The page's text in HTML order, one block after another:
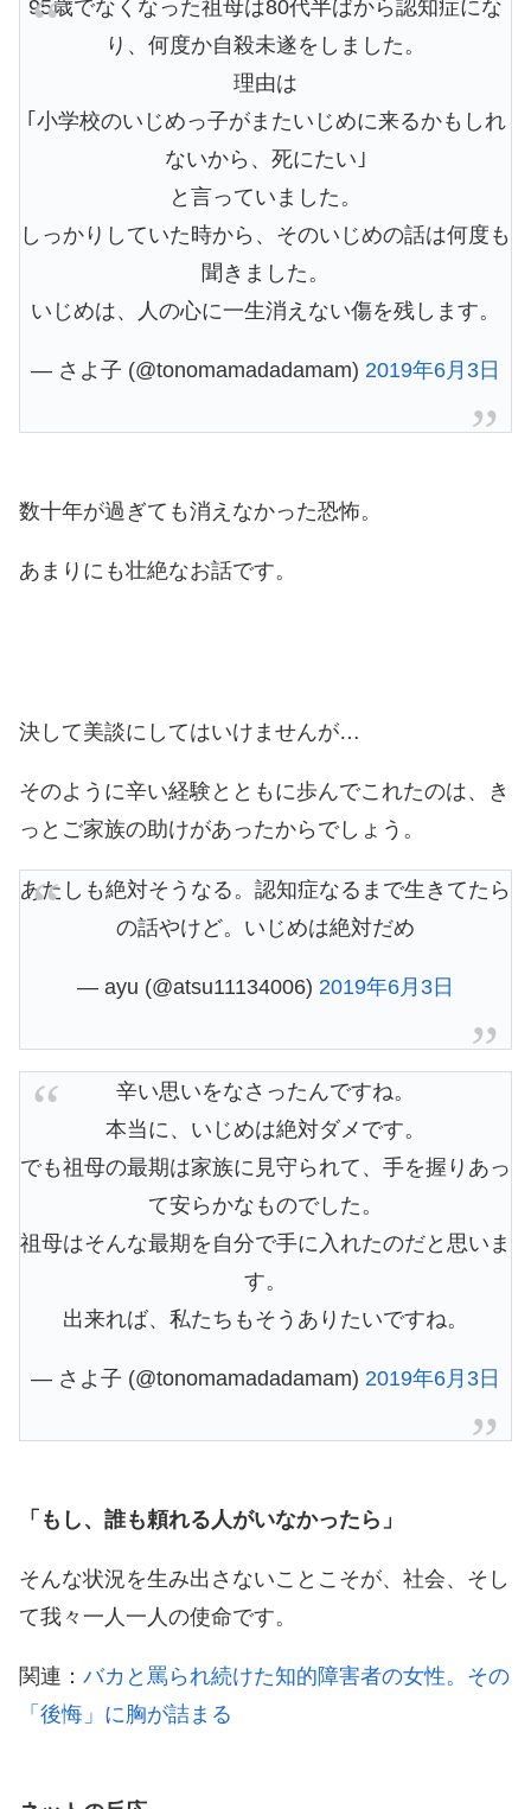
95歳でなくなった祖母は80代半ばから認知症にな
り、何度か自殺未遂をしました。
理由は
｢小学校のいじめっ子がまたいじめに来るかもしれ
ないから、死にたい｣
と言っていました。
しっかりしていた時から、そのいじめの話は何度も
聞きました。
いじめは、人の心に一生消えない傷を残します。
— さよ子 (@tonomamadadamam) 2019年6月3日
数十年が過ぎても消えなかった恐怖。
あまりにも壮絶なお話です。
決して美談にしてはいけませんが…
そのように辛い経験とともに歩んでこれたのは、き
っとご家族の助けがあったからでしょう。
あたしも絶対そうなる。認知症なるまで生きてたら
の話やけど。いじめは絶対だめ
— ayu (@atsu11134006) 2019年6月3日
辛い思いをなさったんですね。
本当に、いじめは絶対ダメです。
でも祖母の最期は家族に見守られて、手を握りあっ
て安らかなものでした。
祖母はそんな最期を自分で手に入れたのだと思いま
す。
出来れば、私たちもそうありたいですね。
— さよ子 (@tonomamadadamam) 2019年6月3日
「もし、誰も頼れる人がいなかったら」
そんな状況を生み出さないことこそが、社会、そし
て我々一人一人の使命です。
関連： バカと罵られ続けた知的障害者の女性。その
「後悔」に胸が詰まる